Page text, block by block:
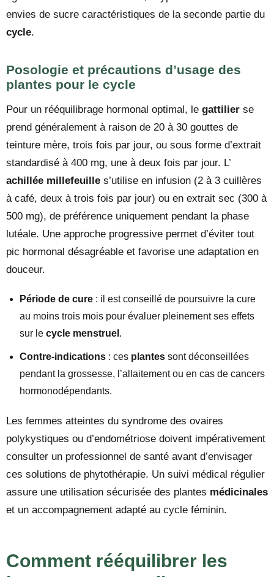
envies de sucre caractéristiques de la seconde partie du
cycle.
Posologie et précautions d’usage des
plantes pour le cycle
Pour un rééquilibrage hormonal optimal, le gattilier se
prend généralement à raison de 20 à 30 gouttes de
teinture mère, trois fois par jour, ou sous forme d’extrait
standardisé à 400 mg, une à deux fois par jour. L’
achillée millefeuille s’utilise en infusion (2 à 3 cuillères
à café, deux à trois fois par jour) ou en extrait sec (300 à
500 mg), de préférence uniquement pendant la phase
lutéale. Une approche progressive permet d’éviter tout
pic hormonal désagréable et favorise une adaptation en
douceur.
Période de cure : il est conseillé de poursuivre la cure
au moins trois mois pour évaluer pleinement ses effets
sur le cycle menstruel .
Contre-indications : ces plantes sont déconseillées
pendant la grossesse, l’allaitement ou en cas de cancers
hormonodépendants.
Les femmes atteintes du syndrome des ovaires
polykystiques ou d’endométriose doivent impérativement
consulter un professionnel de santé avant d’envisager
ces solutions de phytothérapie. Un suivi médical régulier
assure une utilisation sécurisée des plantes médicinales
et un accompagnement adapté au cycle féminin.
Comment rééquilibrer les